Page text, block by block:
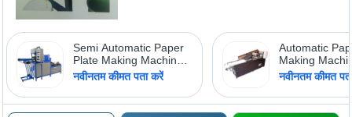
Semi Automatic Paper
Plate Making Machine
43, Raw Material:
नवीनतम कीमत पता करें
Automatic
Making
Usage/
नवीनतम कीमत